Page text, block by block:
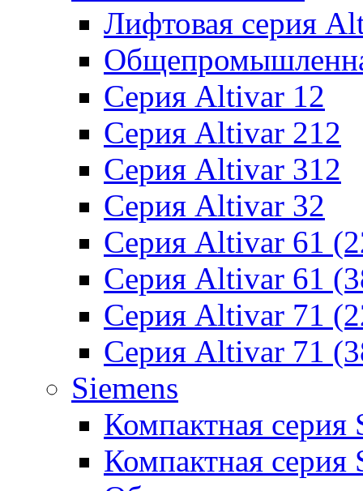
Лифтовая серия
Серия Altivar 12
Серия Altivar 212
Серия Altivar 312
Серия Altivar 32
Серия Altivar 61
Серия Altivar 61
Серия Altivar 71
Серия Altivar 71
Siemens
Компактная
Компактная